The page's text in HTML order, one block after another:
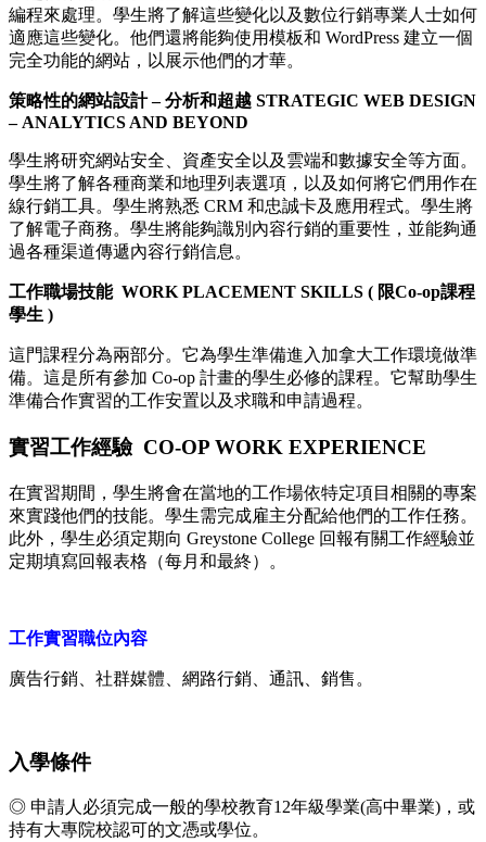
編程來處理。學生將了解這些變化以及數位行銷專業人士如何
適應這些變化。他們還將能夠使用模板和 WordPress 建立一個
完全功能的網站，以展示他們的才華。
策略性的網站設計 – 分析和超越 STRATEGIC WEB DESIGN
– ANALYTICS AND BEYOND
學生將研究網站安全、資產安全以及雲端和數據安全等方面。
學生將了解各種商業和地理列表選項，以及如何將它們用作在
線行銷工具。學生將熟悉 CRM 和忠誠卡及應用程式。學生將
了解電子商務。學生將能夠識別內容行銷的重要性，並能夠通
過各種渠道傳遞內容行銷信息。
工作職場技能 WORK PLACEMENT SKILLS ( 限Co-op課程
學生 )
這門課程分為兩部分。它為學生準備進入加拿大工作環境做準
備。這是所有參加 Co-op 計畫的學生必修的課程。它幫助學生
準備合作實習的工作安置以及求職和申請過程。
實習工作經驗 CO-OP WORK EXPERIENCE
在實習期間，學生將會在當地的工作場依特定項目相關的專案
來實踐他們的技能。學生需完成雇主分配給他們的工作任務。
此外，學生必須定期向 Greystone College 回報有關工作經驗並
定期填寫回報表格（每月和最終）。
工作實習職位內容
廣告行銷、社群媒體、網路行銷、通訊、銷售。
入學條件
◎ 申請人必須完成一般的學校教育12年級學業(高中畢業)，或
持有大專院校認可的文憑或學位。